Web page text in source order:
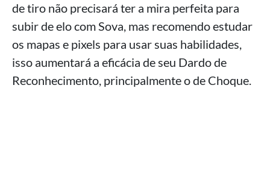
de tiro não precisará ter a mira perfeita para
subir de elo com Sova, mas recomendo estudar
os mapas e pixels para usar suas habilidades,
isso aumentará a eficácia de seu Dardo de
Reconhecimento, principalmente o de Choque.